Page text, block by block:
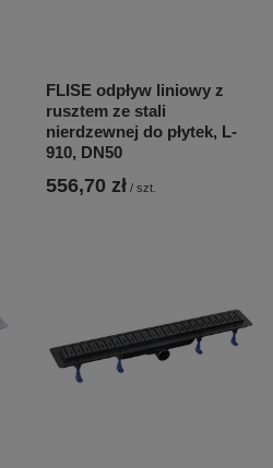
FLISE odpływ liniowy z
rusztem ze stali
nierdzewnej do płytek, L-
910, DN50
556,70 zł / szt.